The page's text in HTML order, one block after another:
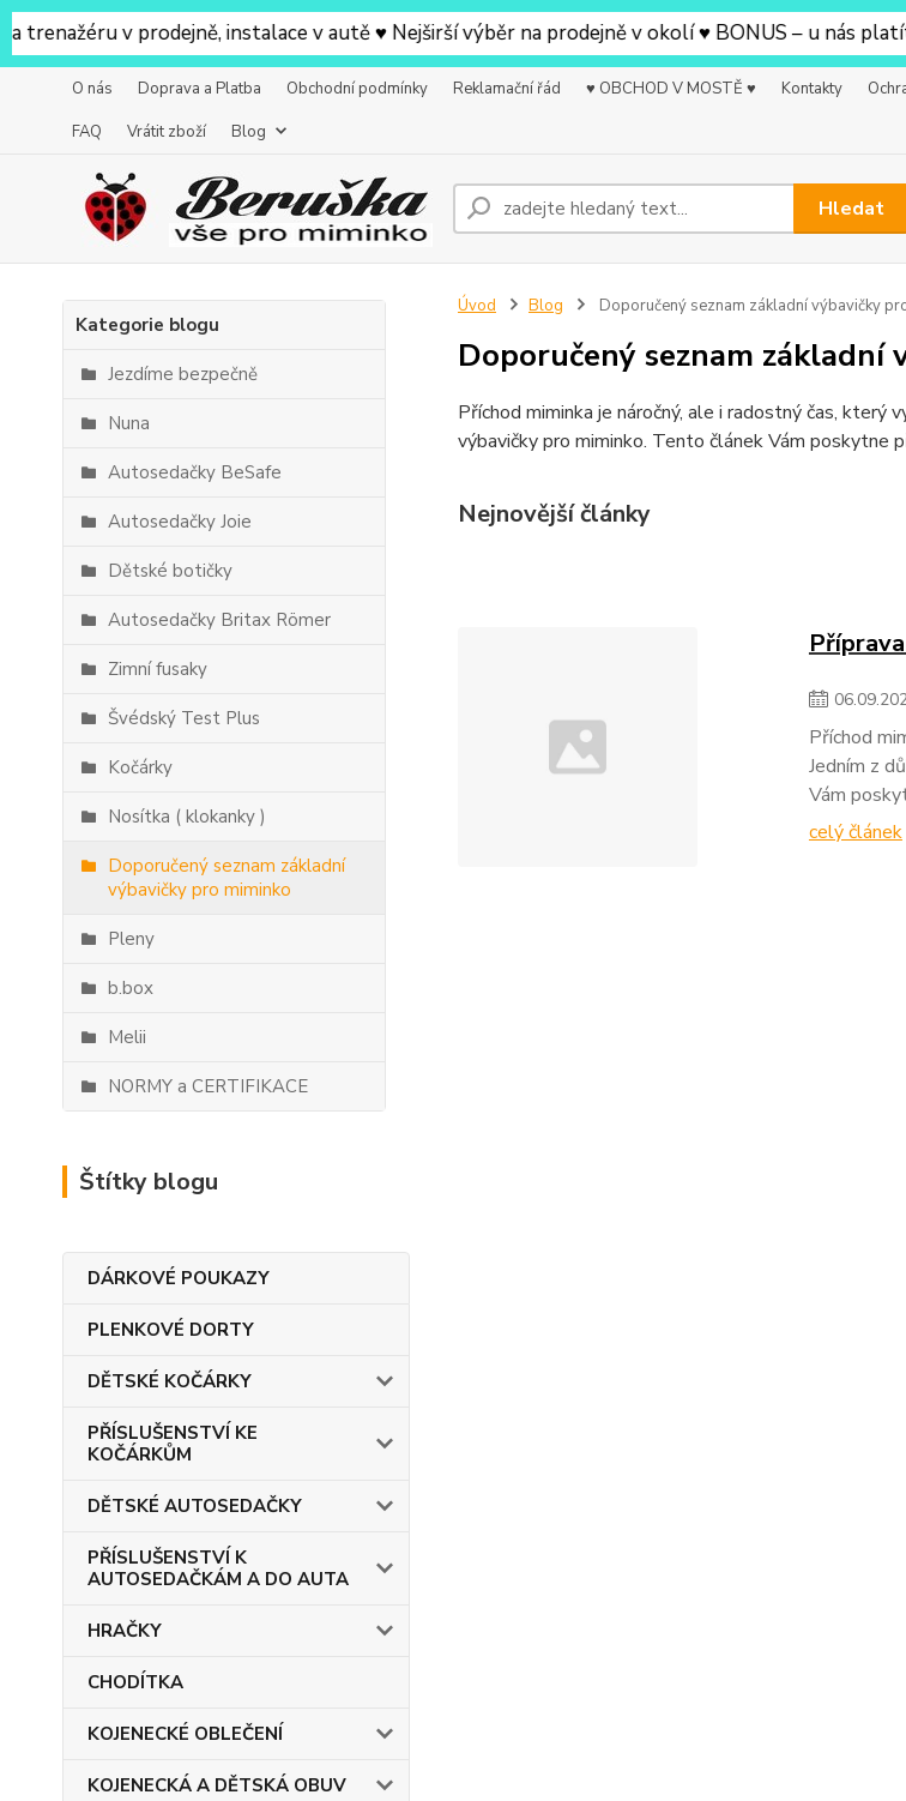
v prodejně, instalace v autě ♥ Nejširší výběr na prodejně v okolí ♥ BONUS – u nás
O nás Doprava a Platba Obchodní podmínky Reklamační řád ♥ OBCHOD V MOSTĚ ♥ Kontakty
FAQ
Vrátit zboží Blog
Hledat
Kategorie blogu
Jezdíme bezpečně
Nuna
Autosedačky BeSafe
Autosedačky Joie
Dětské botičky
Autosedačky Britax Römer
Zimní fusaky
Švédský Test Plus
Kočárky
Nosítka ( klokanky )
Doporučený seznam základní
výbavičky pro miminko
Pleny
b.box
Melii
NORMY a CERTIFIKACE
Štítky blogu
DÁRKOVÉ POUKAZY
PLENKOVÉ DORTY
DĚTSKÉ KOČÁRKY
PŘÍSLUŠENSTVÍ KE
KOČÁRKŮM
DĚTSKÉ AUTOSEDAČKY
PŘÍSLUŠENSTVÍ K
AUTOSEDAČKÁM A DO AUTA
HRAČKY
CHODÍTKA
KOJENECKÉ OBLEČENÍ
KOJENECKÁ A DĚTSKÁ OBUV
Úvod Blog Doporučený seznam základní výbavičky
Doporučený seznam základní
Příchod miminka je náročný, ale i radostný čas, který
výbavičky pro miminko. Tento článek Vám
Nejnovější články
06.09.
Příchod
Jedním z
Vám
celý článek